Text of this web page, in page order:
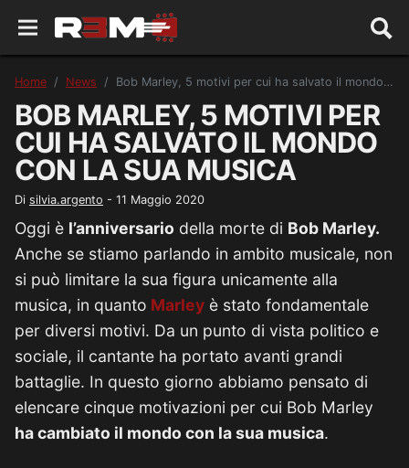
Home News Bob Marley, 5 motivi per cui ha salvato il mondo con la sua musica
BOB MARLEY, 5 MOTIVI PER
CUI HA SALVATO IL MONDO
CON LA SUA MUSICA
Di silvia.argento - 11 Maggio 2020
Oggi è l’anniversario della morte di Bob Marley.
Anche se stiamo parlando in ambito musicale, non
si può limitare la sua figura unicamente alla
musica, in quanto Marley è stato fondamentale
per diversi motivi. Da un punto di vista politico e
sociale, il cantante ha portato avanti grandi
battaglie. In questo giorno abbiamo pensato di
elencare cinque motivazioni per cui Bob Marley
ha cambiato il mondo con la sua musica.